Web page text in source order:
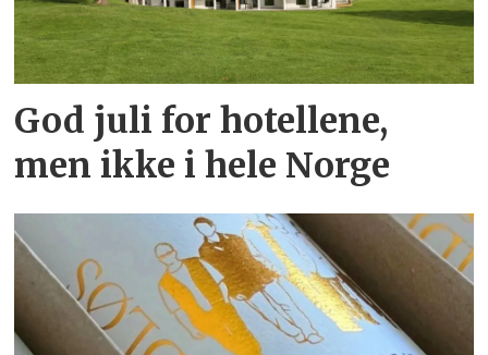
God juli for hotellene,
men ikke i hele Norge